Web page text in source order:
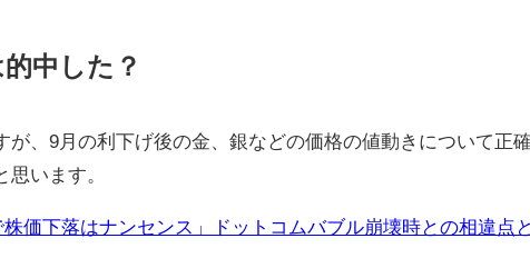
中した？
、9月の利下げ後の金、銀などの価格の値動きについて正確
います。
価下落はナンセンス」ドットコムバブル崩壊時との相違点と